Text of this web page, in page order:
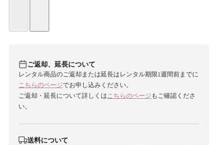
ご返却、延長について
レンタル商品のご返却または延長はレンタル期限1週間前までに
こちらのページでお申し込みください。
ご返却・延長について詳しくはこちらのページもご確認くださ
い。
送料について